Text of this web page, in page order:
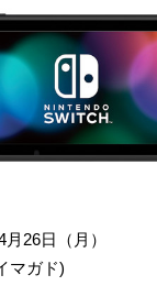
26日（月）
ガド)